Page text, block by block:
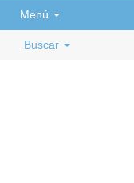
Menú
Buscar